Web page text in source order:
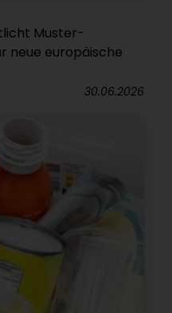
Muster-
neue europäische
30.06.2026